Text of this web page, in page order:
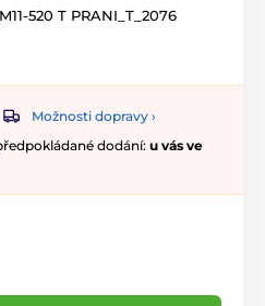
520 T PRANI_T_2076
Možnosti dopravy ›
dodání: u vás ve